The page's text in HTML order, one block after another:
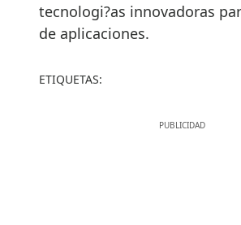
tecnologi?as innovadoras
de aplicaciones.
ETIQUETAS: